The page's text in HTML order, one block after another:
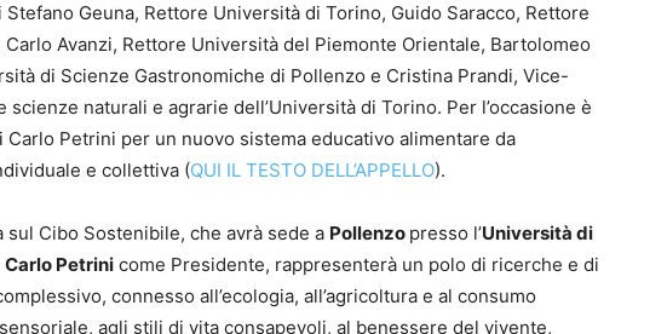
Geuna, Rettore Università di Torino, Guido Saracco, Rettore
Avanzi, Rettore Università del Piemonte Orientale, Bartolomeo
di Scienze Gastronomiche di Pollenzo e Cristina Prandi, Vice-
naturali e agrarie dell’Università di Torino. Per l’occasione è
Carlo Petrini per un nuovo sistema educativo alimentare da
e collettiva (QUI IL TESTO DELL’APPELLO).
sul Cibo Sostenibile, che avrà sede a Pollenzo presso l’Università di
Carlo Petrini come Presidente, rappresenterà un polo di ricerche e di
connesso all’ecologia, all’agricoltura e al consumo
agli stili di vita consapevoli, al benessere del vivente,